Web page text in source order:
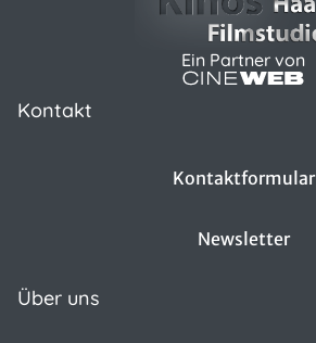
Ein Partner von
Kontakt
Kontaktformular
Newsletter
Über uns